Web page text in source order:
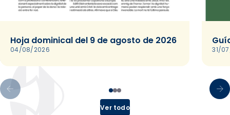
Hoja dominical del 9 de agosto de 2026
04/08/2026 31/
Ver todo